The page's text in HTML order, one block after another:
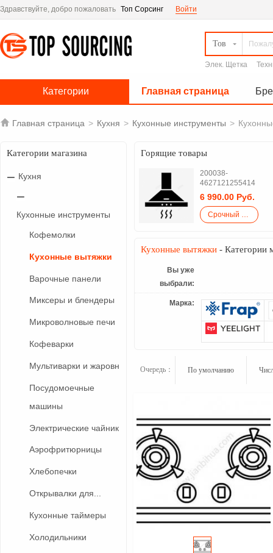
Здравствуйте, добро пожаловать Топ Сорсинг Войти
Тов
Элек. Щетка
Категории Главная страница
 Главная страница > Кухня > Кухонные инструменты >
Категории магазина
Кухня
Кухонные инструменты
Кофемолки
Кухонные вытяжки
Варочные панели
Миксеры и блендеры
Микроволновые печи
Кофеварки
Мультиварки и жаровн
Посудомоечные
машины
Электрические чайник
Аэрофритюрницы
Хлебопечки
Открывалки для...
Кухонные таймеры
Холодильники
Горящие товары
200038-
4627121255414
6 990.00 Руб.
Срочный закупка
Кухонные вытяжки - Категории
Вы уже
выбрали:
Марка:
Очередь： По умолчанию